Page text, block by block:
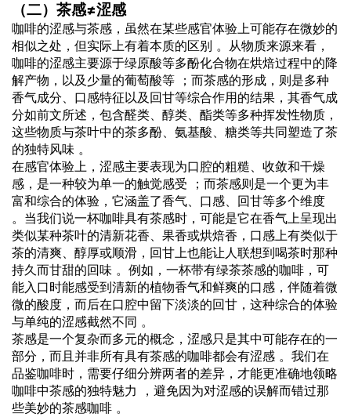
（二）茶感≠涩感
咖啡的涩感与茶感，虽然在某些感官体验上可能存在微妙的
相似之处，但实际上有着本质的区别 。从物质来源来看，
咖啡的涩感主要源于绿原酸等多酚化合物在烘焙过程中的降
解产物，以及少量的葡萄酸等 ；而茶感的形成，则是多种
香气成分、口感特征以及回甘等综合作用的结果，其香气成
分如前文所述，包含醛类、醇类、酯类等多种挥发性物质，
这些物质与茶叶中的茶多酚、氨基酸、糖类等共同塑造了茶
的独特风味 。
在感官体验上，涩感主要表现为口腔的粗糙、收敛和干燥
感，是一种较为单一的触觉感受 ；而茶感则是一个更为丰
富和综合的体验，它涵盖了香气、口感、回甘等多个维度
。当我们说一杯咖啡具有茶感时，可能是它在香气上呈现出
类似某种茶叶的清新花香、果香或烘焙香，口感上有类似于
茶的清爽、醇厚或顺滑，回甘上也能让人联想到喝茶时那种
持久而甘甜的回味 。例如，一杯带有绿茶茶感的咖啡，可
能入口时能感受到清新的植物香气和鲜爽的口感，伴随着微
微的酸度，而后在口腔中留下淡淡的回甘，这种综合的体验
与单纯的涩感截然不同 。
茶感是一个复杂而多元的概念，涩感只是其中可能存在的一
部分，而且并非所有具有茶感的咖啡都会有涩感 。我们在
品鉴咖啡时，需要仔细分辨两者的差异，才能更准确地领略
咖啡中茶感的独特魅力 ，避免因为对涩感的误解而错过那
些美妙的茶感咖啡 。